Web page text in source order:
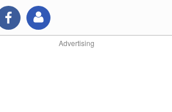
Advertising